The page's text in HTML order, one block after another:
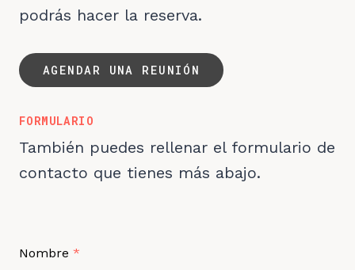
podrás hacer la reserva.
AGENDAR UNA REUNIÓN
FORMULARIO
También puedes rellenar el formulario de
contacto que tienes más abajo.
Nombre *